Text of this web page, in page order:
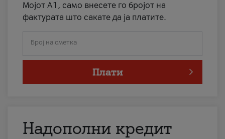
Мојот А1, само внесете го бројот на
фактурата што сакате да ја платите.
Број на сметка
Плати
Надополни кредит